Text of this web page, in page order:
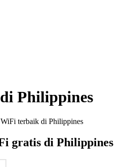
Philippines
terbaik di Philippines
gratis di Philippines